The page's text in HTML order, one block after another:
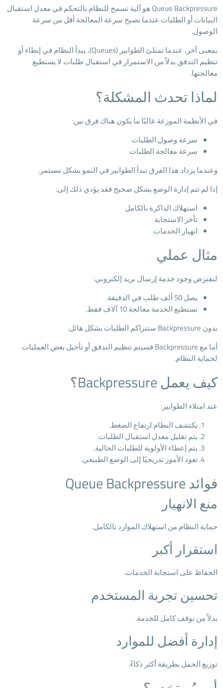
Queue Backpressure هو آلية تسمح للنظام بالتحكم في معدل استقبال
البيانات أو الطلبات عندما تصبح سرعة المعالجة أقل من سرعة
الوصول.
بمعنى آخر، عندما تمتلئ الطوابير (Queues)، يبدأ النظام في إبطاء أو
تنظيم التدفق بدلاً من الاستمرار في استقبال طلبات لا يستطيع
معالجتها.
لماذا تحدث المشكلة؟
في الأنظمة الموزعة غالبًا ما يكون هناك فرق بين:
سرعة وصول الطلبات
سرعة معالجة الطلبات
وعندما يزداد هذا الفرق تبدأ الطوابير في النمو بشكل مستمر.
إذا لم تتم إدارة الوضع بشكل صحيح فقد يؤدي ذلك إلى:
استهلاك الذاكرة بالكامل
تأخر الاستجابة
انهيار الخدمات
مثال عملي
لنفترض وجود خدمة إرسال بريد إلكتروني:
يصل 50 ألف طلب في الدقيقة.
تستطيع الخدمة معالجة 10 آلاف فقط.
بدون Backpressure ستتراكم الطلبات بشكل هائل.
أما مع Backpressure فسيتم تنظيم التدفق أو تأجيل بعض العمليات
لحماية النظام.
كيف يعمل Backpressure؟
عند امتلاء الطوابير:
يكتشف النظام ارتفاع الضغط.
يتم تقليل معدل استقبال الطلبات.
يتم إعطاء الأولوية للطلبات الحالية.
تعود الأمور تدريجيًا إلى الوضع الطبيعي.
فوائد Queue Backpressure
منع الانهيار
حماية النظام من استهلاك الموارد بالكامل.
استقرار أكبر
الحفاظ على استجابة الخدمات.
تحسين تجربة المستخدم
بدلاً من توقف كامل للخدمة.
إدارة أفضل للموارد
توزيع الحمل بطريقة أكثر ذكاءً.